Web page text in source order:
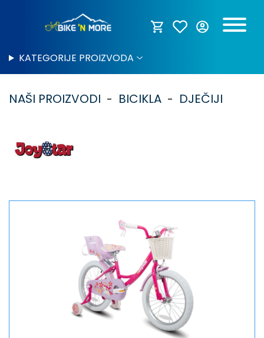
KATEGORIJE PROIZVODA
NAŠI PROIZVODI BICIKLA DJEČIJI